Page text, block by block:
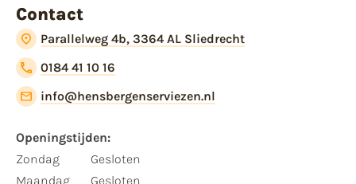
Contact
Parallelweg 4b, 3364 AL Sliedrecht
0184 41 10 16
info@hensbergenserviezen.nl
Openingstijden:​
​Zondag
Maandag
Gesloten
Gesloten